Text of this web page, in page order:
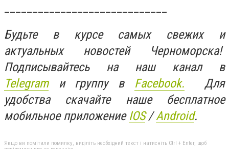
Будьте в курсе самых свежих и
актуальных новостей Черноморска!
Подписывайтесь на наш канал в
Telegramи группу в Facebook. Для
удобства скачайте наше бесплатное
мобильное приложение IOS/Android.
Якщо ви помітили помилку, виділіть необхідний текст і натисніть Ctrl + Enter, щоб